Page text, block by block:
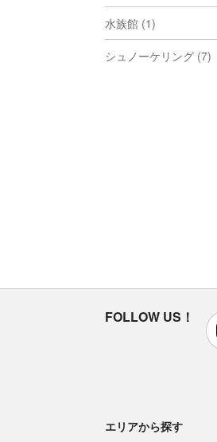
水族館 (1)
シュノーケリング (7)
FOLLOW US！
エリアから探す